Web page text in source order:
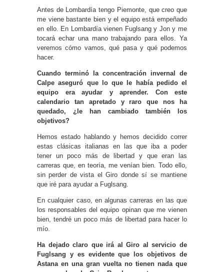
Antes de Lombardía tengo Piemonte, que creo que
me viene bastante bien y el equipo está empeñado
en ello. En Lombardía vienen Fuglsang y Jon y me
tocará echar una mano trabajando para ellos. Ya
veremos cómo vamos, qué pasa y qué podemos
hacer.
Cuando terminó la concentración invernal de
Calpe aseguró que lo que le había pedido el
equipo era ayudar y aprender. Con este
calendario tan apretado y raro que nos ha
quedado, ¿le han cambiado también los
objetivos?
Hemos estado hablando y hemos decidido correr
estas clásicas italianas en las que iba a poder
tener un poco más de libertad y que eran las
carreras que, en teoría, me venían bien. Todo ello,
sin perder de vista el Giro donde sí se mantiene
que iré para ayudar a Fuglsang.
En cualquier caso, en algunas carreras en las que
los responsables del equipo opinan que me vienen
bien, tendré un poco más de libertad para hacer lo
mío.
Ha dejado claro que irá al Giro al servicio de
Fuglsang y es evidente que los objetivos de
Astana en una gran vuelta no tienen nada que